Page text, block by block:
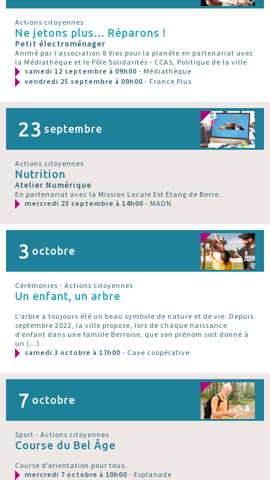
Actions citoyennes
Ne jetons plus... Réparons !
Petit électroménager
Animé par l’association 8 Vies pour la planète en partenariat avec
la Médiathèque et le Pôle Solidarités - CCAS, Politique de la ville.
samedi 12 septembre à 09h00 - Médiathèque
vendredi 25 septembre à 09h00 - France Plus
23 septembre
Actions citoyennes
Nutrition
Atelier Numérique
En partenariat avec la Mission Locale Est Étang de Berre.
mercredi 23 septembre à 14h00 - MADN
3 octobre
Cérémonies - Actions citoyennes
Un enfant, un arbre
L’arbre a toujours été un beau symbole de nature et de vie. Depuis
septembre 2022, la ville propose, lors de chaque naissance
d’enfant dans une famille Berroise, que son prénom soit donné à
un (…)
samedi 3 octobre à 17h00 - Cave coopérative
7 octobre
Sport - Actions citoyennes
Course du Bel Âge
Course d’orientation pour tous.
mercredi 7 octobre à 10h00 - Esplanade